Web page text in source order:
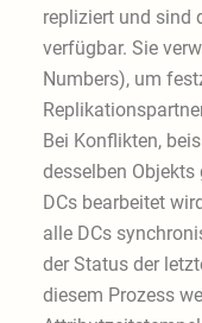
repliziert und sind
verfügbar. Sie
Numbers), um
Bei Konflikten,
desselben
DCs bearbeitet
alle DCs
der Status der
diesem Prozess